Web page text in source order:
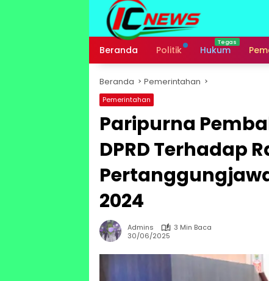
Beranda Politik Hukum
Beranda Pemerintahan
Pemerintahan
Paripurna
DPRD Terhadap
2024
Admins
3 Min Baca
30/06/2025